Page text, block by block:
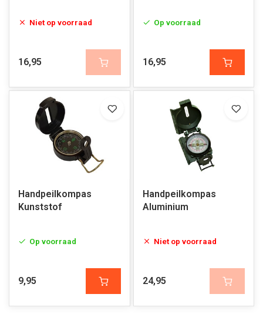
Niet op voorraad
16,95
Op voorraad
16,95
Handpeilkompas
Kunststof
Op voorraad
9,95
Handpeilkompas
Aluminium
Niet op voorraad
24,95